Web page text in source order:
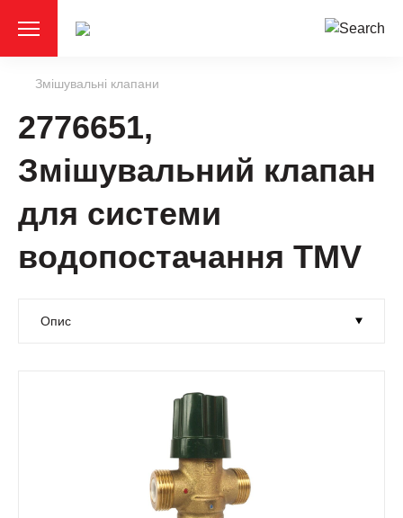
Змішувальні клапани
2776651,
Змішувальний клапан
для системи
водопостачання ТМV